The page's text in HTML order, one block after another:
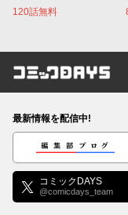
120話無料
コミック
最新情報を配信中!
編集部ブログ
コミックDAYS
@comicdays_team